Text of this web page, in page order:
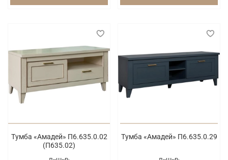
Тумба «Амадей» П6.635.0.02
(П635.02)
Тумба «Амадей» П6.635.0.29